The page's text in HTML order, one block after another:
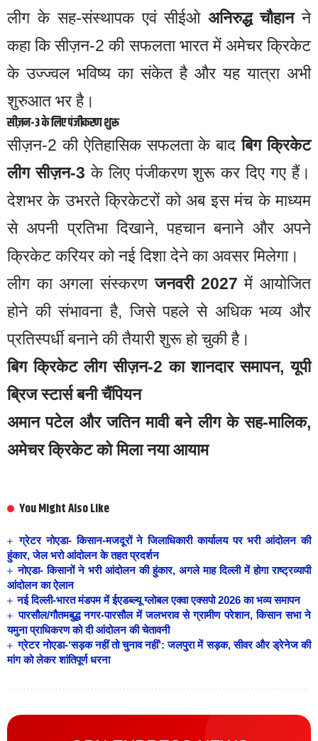
लीग के सह-संस्थापक एवं सीईओअनिरुद्ध चौहानने
कहा कि सीज़न-2 की सफलता भारत में अमेचर क्रिकेट
के उज्ज्वल भविष्य का संकेत है और यह यात्रा अभी
शुरुआत भर है।
सीज़न-3 के लिए पंजीकरण शुरू
सीज़न-2 की ऐतिहासिक सफलता के बादबिग क्रिकेट
लीग सीज़न-3 के लिए पंजीकरण शुरू कर दिए गए हैं।
देशभर के उभरते क्रिकेटरों को अब इस मंच के माध्यम
से अपनी प्रतिभा दिखाने, पहचान बनाने और अपने
क्रिकेट करियर को नई दिशा देने का अवसर मिलेगा।
लीग का अगला संस्करणजनवरी 2027 में आयोजित
होने की संभावना है, जिसे पहले से अधिक भव्य और
प्रतिस्पर्धी बनाने की तैयारी शुरू हो चुकी है।
बिग क्रिकेट लीग सीज़न-2 का शानदार समापन, यूपी
ब्रिज स्टार्स बनी चैंपियन
अमान पटेल और जतिन मावी बने लीग के सह-मालिक,
अमेचर क्रिकेट को मिला नया आयाम
You Might Also Like
ग्रेटर नोएडा- किसान-मजदूरों ने जिलाधिकारी कार्यालय पर भरी आंदोलन की
हुंकार, जेल भरो आंदोलन के तहत प्रदर्शन
नोएडा- किसानों ने भरी आंदोलन की हुंकार, अगले माह दिल्ली में होगा राष्ट्रव्यापी
आंदोलन का ऐलान
नई दिल्ली-भारत मंडपम में ईएडब्ल्यू ग्लोबल एक्वा एक्सपो 2026 का भव्य समापन
पारसौल/गौतमबुद्ध नगर-पारसौल में जलभराव से ग्रामीण परेशान, किसान सभा ने
यमुना प्राधिकरण को दी आंदोलन की चेतावनी
ग्रेटर नोएडा-‘सड़क नहीं तो चुनाव नहीं’: जलपुरा में सड़क, सीवर और ड्रेनेज की
मांग को लेकर शांतिपूर्ण धरना